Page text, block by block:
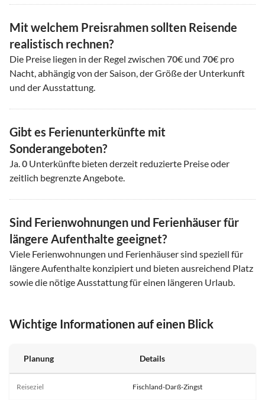
Mit welchem Preisrahmen sollten Reisende
realistisch rechnen?
Die Preise liegen in der Regel zwischen 70€ und 70€ pro
Nacht, abhängig von der Saison, der Größe der Unterkunft
und der Ausstattung.
Gibt es Ferienunterkünfte mit
Sonderangeboten?
Ja.0 Unterkünfte bieten derzeit reduzierte Preise oder
zeitlich begrenzte Angebote.
Sind Ferienwohnungen und Ferienhäuser für
längere Aufenthalte geeignet?
Viele Ferienwohnungen und Ferienhäuser sind speziell für
längere Aufenthalte konzipiert und bieten ausreichend Platz
sowie die nötige Ausstattung für einen längeren Urlaub.
Wichtige Informationen auf einen Blick
Planung Details
Reiseziel Fischland-Darß-Zingst